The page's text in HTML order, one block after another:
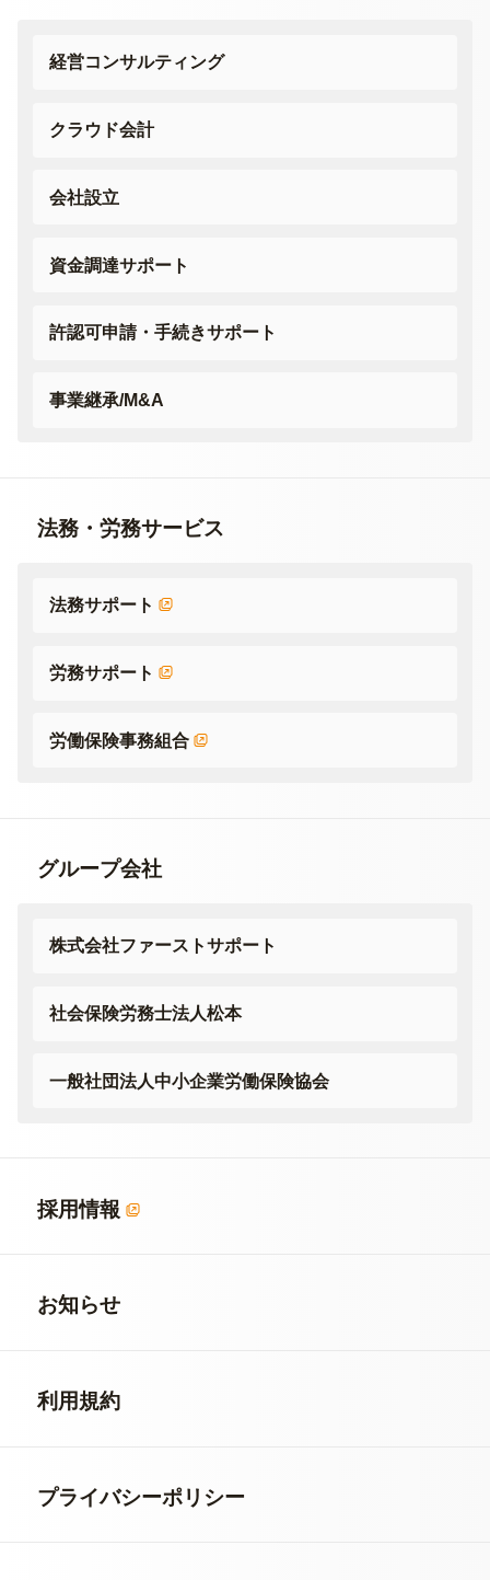
経営コンサルティング
クラウド会計
会社設立
資金調達サポート
許認可申請・手続きサポート
事業継承/M&A
法務・労務サービス
法務サポート
労務サポート
労働保険事務組合
グループ会社
株式会社ファーストサポート
社会保険労務士法人松本
一般社団法人中小企業労働保険協会
採用情報
お知らせ
利用規約
プライバシーポリシー